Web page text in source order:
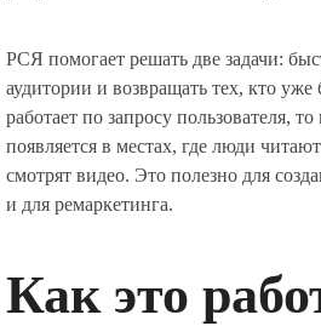
РСЯ помогает решать две задачи:
аудитории и возвращать тех, кто
работает по запросу пользователя,
появляется в местах, где люди
смотрят видео. Это полезно для
и для ремаркетинга.
Как это